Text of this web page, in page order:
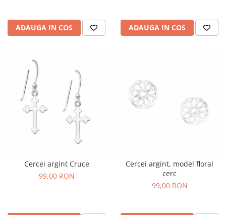
ADAUGA IN COS ADAUGA IN COS
Cercei argint Cruce
99,00 RON
Cercei argint, model floral
cerc
99,00 RON